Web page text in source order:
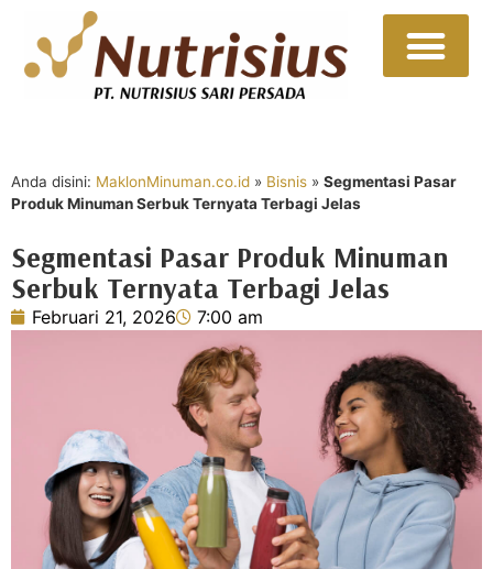
Anda disini: MaklonMinuman.co.id » Bisnis » Segmentasi Pasar
Produk Minuman Serbuk Ternyata Terbagi Jelas
Segmentasi Pasar Produk Minuman
Serbuk Ternyata Terbagi Jelas
Februari 21, 2026 7:00 am